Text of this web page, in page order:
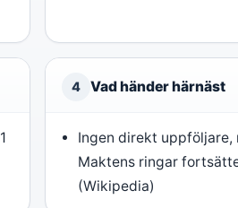
4 Vad händer härnäst
Ingen direkt uppföljare,
Maktens ringar
(Wikipedia)